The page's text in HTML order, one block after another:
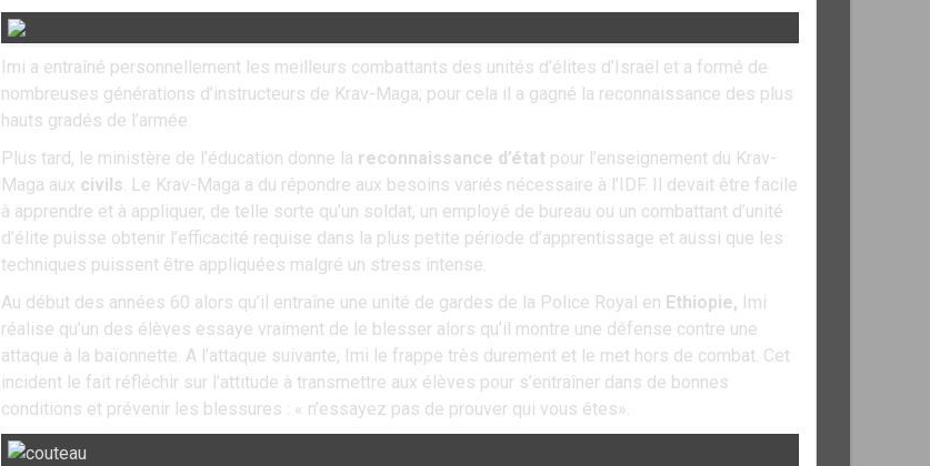
Imi a entraîné personnellement les meilleurs combattants des unités d’élites d’Israël et a formé de
nombreuses générations d’instructeurs de Krav-Maga; pour cela il a gagné la reconnaissance des plus
hauts gradés de l’armée.
Plus tard, le ministère de l’éducation donne la reconnaissance d’état pour l’enseignement du Krav-
Maga aux civils. Le Krav-Maga a du répondre aux besoins variés nécessaire à l’IDF. Il devait être facile
à apprendre et à appliquer, de telle sorte qu’un soldat, un employé de bureau ou un combattant d’unité
d’élite puisse obtenir l’efficacité requise dans la plus petite période d’apprentissage et aussi que les
techniques puissent être appliquées malgré un stress intense.
Au début des années 60 alors qu’il entraîne une unité de gardes de la Police Royal en Ethiopie, Imi
réalise qu’un des élèves essaye vraiment de le blesser alors qu’il montre une défense contre une
attaque à la baïonnette. A l’attaque suivante, Imi le frappe très durement et le met hors de combat. Cet
incident le fait réfléchir sur l’attitude à transmettre aux élèves pour s’entraîner dans de bonnes
conditions et prévenir les blessures : « n’essayez pas de prouver qui vous êtes».